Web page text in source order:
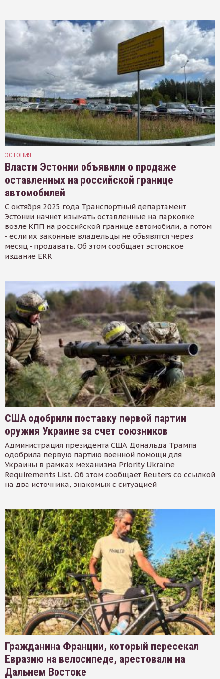
ЭСТОНИЯ
Власти Эстонии объявили о продаже
оставленных на российской границе
автомобилей
С октября 2025 года Транспортный департамент
Эстонии начнет изымать оставленные на парковке
возле КПП на российской границе автомобили, а потом
- если их законные владельцы не объявятся через
месяц - продавать. Об этом сообщает эстонское
издание ERR
США одобрили поставку первой партии
оружия Украине за счет союзников
Администрация президента США Дональда Трампа
одобрила первую партию военной помощи для
Украины в рамках механизма Priority Ukraine
Requirements List. Об этом сообщает Reuters со ссылкой
на два источника, знакомых с ситуацией
Гражданина Франции, который пересекал
Евразию на велосипеде, арестовали на
Дальнем Востоке